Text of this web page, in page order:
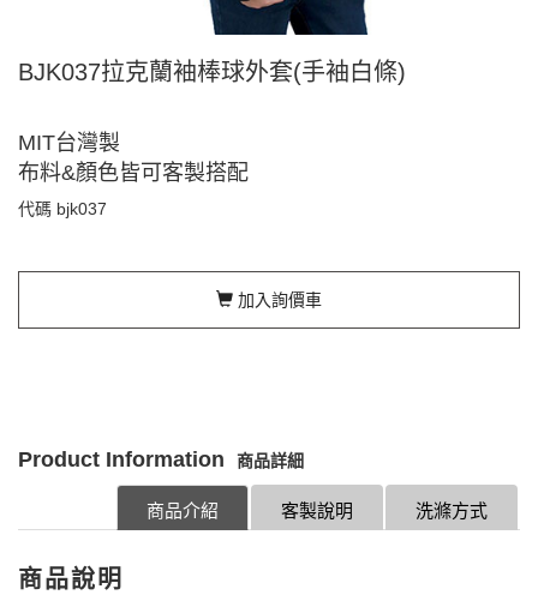
BJK037拉克蘭袖棒球外套(手袖白條)
MIT台灣製
布料&顏色皆可客製搭配
代碼 bjk037
加入詢價車
Product Information 商品詳細
洗滌方式
客製說明
商品介紹
商品說明